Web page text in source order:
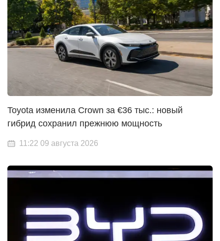
Toyota изменила Crown за €36 тыс.: новый
гибрид сохранил прежнюю мощность
11:22 09 августа 2026